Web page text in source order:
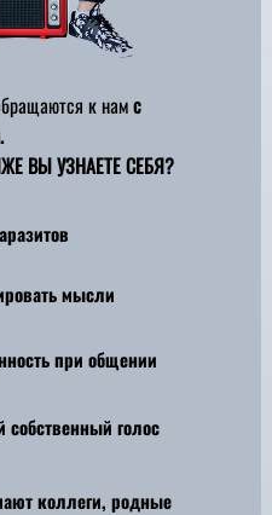
к намс
ВЫ УЗНАЕТЕ СЕБЯ?
мысли
голос
коллеги, родные
при общении